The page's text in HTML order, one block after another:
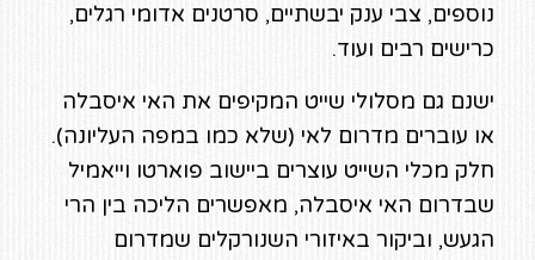
נוספים, צבי ענק יבשתיים, סרטנים אדומי רגלים,
כרישים רבים ועוד.
ישנם גם מסלולי שייט המקיפים את האי איסבלה
או עוברים מדרום לאי (שלא כמו במפה העליונה).
חלק מכלי השייט עוצרים ביישוב פוארטו וייאמיל
שבדרום האי איסבלה, מאפשרים הליכה בין הרי
הגעש, וביקור באיזורי השנורקלים שמדרום